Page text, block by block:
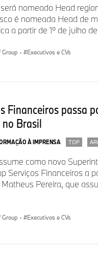
de € 133,5 bilhões.
de 154.540
sempre se baseou no
é um elemento-
do Brasil, clique aqui .
Group Brasil
nomeado Head
é nomeada Head de
a partir de 1º de julho
Group · Executivos e CVs
Financeiros passa
Brasil
À IMPRENSA TOP
como novo
Serviços Financeiros a
Pereira, que
Group · Executivos e CVs